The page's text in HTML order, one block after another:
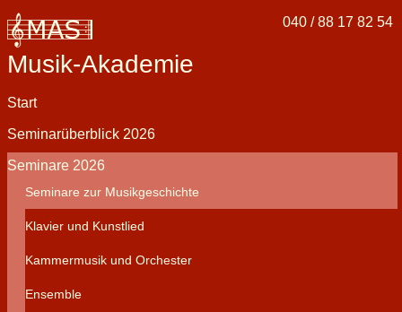
Musik-Akademie
040 / 88 17 82 54
überspringen
Start
Seminarüberblick 2026
Seminare 2026
Seminare zur Musikgeschichte
Klavier und Kunstlied
Kammermusik und Orchester
Ensemble